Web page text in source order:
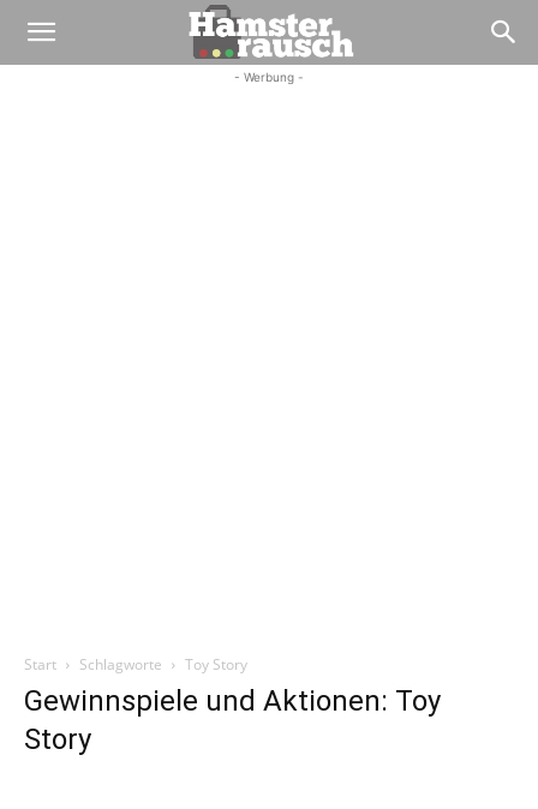
- Werbung -
Start Schlagworte Toy Story
Gewinnspiele und Aktionen: Toy
Story